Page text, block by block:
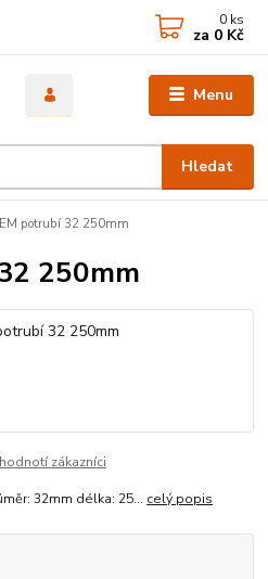
Menu
Hledat
0 ks
za 0 Kč
potrubí 32 250mm
250mm
zákazníci
32mm délka: 25... celý popis